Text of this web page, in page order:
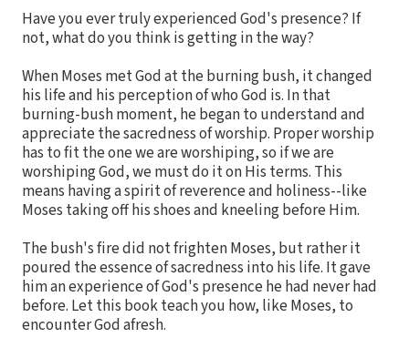
Have you ever truly experienced God's presence? If
not, what do you think is getting in the way?
When Moses met God at the burning bush, it changed
his life and his perception of who God is. In that
burning-bush moment, he began to understand and
appreciate the sacredness of worship. Proper worship
has to fit the one we are worshiping, so if we are
worshiping God, we must do it on His terms. This
means having a spirit of reverence and holiness--like
Moses taking off his shoes and kneeling before Him.
The bush's fire did not frighten Moses, but rather it
poured the essence of sacredness into his life. It gave
him an experience of God's presence he had never had
before. Let this book teach you how, like Moses, to
encounter God afresh.